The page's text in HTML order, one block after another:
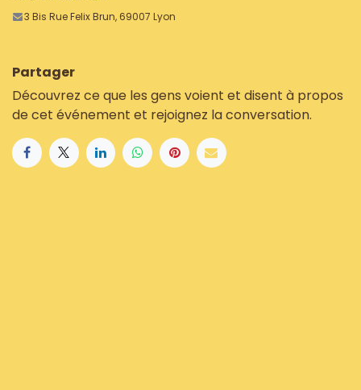
3 Bis Rue Felix Brun, 69007 Lyon
Partager
Découvrez ce que les gens voient et disent à propos
de cet événement et rejoignez la conversation.